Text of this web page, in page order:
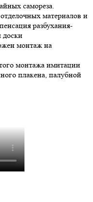
самореза.
материалов и
разбухания-
доски
монтаж на
монтажа имитации
плакена, палубной